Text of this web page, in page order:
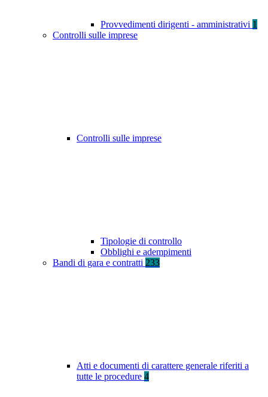
Provvedimenti dirigenti - amministrativi 1
Controlli sulle imprese
Controlli sulle imprese
Tipologie di controllo
Obblighi e adempimenti
Bandi di gara e contratti 233
Atti e documenti di carattere generale riferiti a
tutte le procedure 4